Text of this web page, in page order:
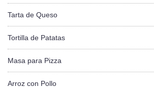
Tarta de Queso
Tortilla de Patatas
Masa para Pizza
Arroz con Pollo